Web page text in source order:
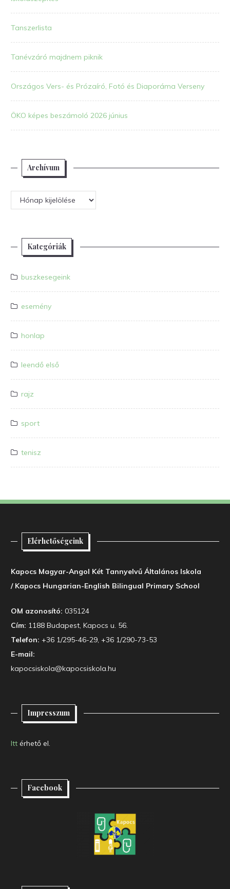
Tanszerlista
Tanévzáró majdnem piknik
Országos Vers- és Prózaíró, Fotó és Diaporáma Verseny
ÖKO képes beszámoló 2026 június
Archívum
Archívum
Kategóriák
buszkesegeink
esemény
honlap
leendő első
rajz
sport
tenisz
Elérhetőségeink
Kapocs Magyar-Angol Két Tannyelvű Általános Iskola
/ Kapocs Hungarian-English Bilingual Primary School
OM azonosító: 035124
Cím: 1188 Budapest, Kapocs u. 56.
Telefon: +36 1/295-46-29, +36 1/290-73-53
E-mail:
kapocsiskola@kapocsiskola.hu
Impresszum
Itt érhető el.
Facebook